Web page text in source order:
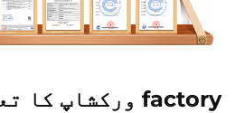
factory ورکشاپ کا تعارف